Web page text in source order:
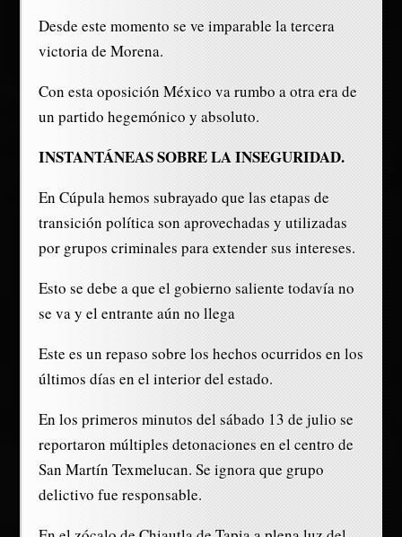
Desde este momento se ve imparable la tercera
victoria de Morena.
Con esta oposición México va rumbo a otra era de
un partido hegemónico y absoluto.
INSTANTÁNEAS SOBRE LA INSEGURIDAD.
En Cúpula hemos subrayado que las etapas de
transición política son aprovechadas y utilizadas
por grupos criminales para extender sus intereses.
Esto se debe a que el gobierno saliente todavía no
se va y el entrante aún no llega
Este es un repaso sobre los hechos ocurridos en los
últimos días en el interior del estado.
En los primeros minutos del sábado 13 de julio se
reportaron múltiples detonaciones en el centro de
San Martín Texmelucan. Se ignora que grupo
delictivo fue responsable.